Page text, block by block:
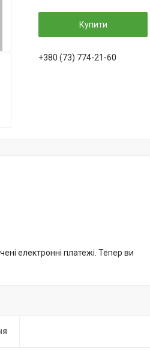
Купити
+380 (73) 774-21-60
електронні платежі. Тепер ви